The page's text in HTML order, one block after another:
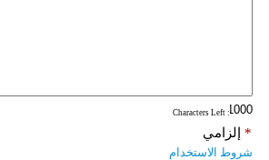
: Characters Left
إلزامي *
شروط الاستخدام